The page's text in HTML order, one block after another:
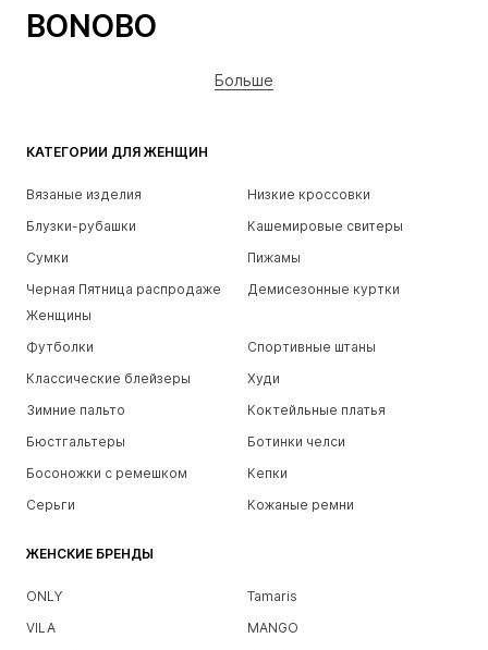
КАТЕГОРИИ ДЛЯ ЖЕНЩИН
Вязаные изделия
Низкие кроссовки
Блузки-рубашки
Кашемировые свитеры
Сумки
Пижамы
Черная Пятница распродаже
Женщины
Демисезонные куртки
Футболки
Спортивные штаны
Классические блейзеры
Худи
Зимние пальто
Коктейльные платья
Бюстгальтеры
Ботинки челси
Босоножки с ремешком
Кепки
Серьги
Кожаные ремни
ЖЕНСКИЕ БРЕНДЫ
ONLY
Tamaris
VILA
MANGO
BONOBO
Больше